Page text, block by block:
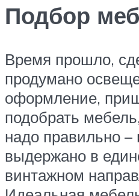
Подбор
Время прошло,
продумано
оформление,
подобрать
надо правильно
выдержано в
винтажном